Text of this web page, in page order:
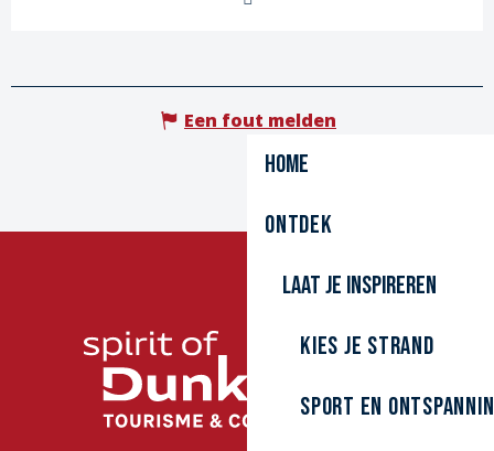
Home
Ontdek
Laat je inspireren
Kies je strand
Sport en
Een fout melden